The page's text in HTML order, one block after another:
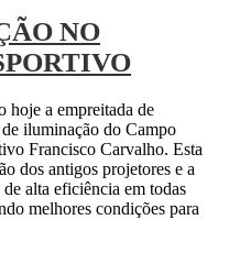
NO
hoje a empreitada de
iluminação do Campo
Francisco Carvalho. Esta
dos antigos projetores e a
alta eficiência em todas
melhores condições para